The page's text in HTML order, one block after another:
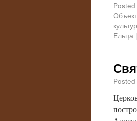
Posted
Ельца |